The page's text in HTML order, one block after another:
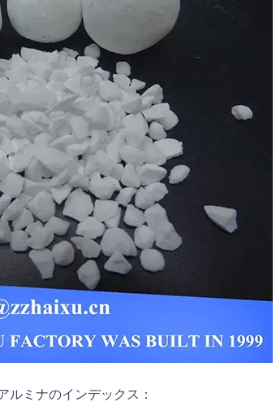
ルミナのインデックス：